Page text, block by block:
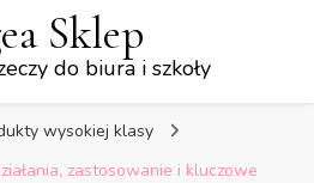
Sklep
do biura i szkoły
wysokiej klasy
zastosowanie i kluczowe